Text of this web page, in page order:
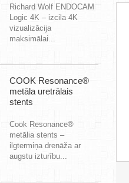
Richard Wolf ENDOCAM
Logic 4K – izcila 4K
vizualizācija
maksimālai...
COOK Resonance®
metāla uretrālais
stents
Cook Resonance®
metālia stents –
ilgtermiņa drenāža ar
augstu izturību...